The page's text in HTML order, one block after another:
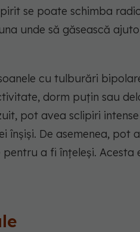
se poate schimba
unde să găsească
cu tulburări
dorm puțin sau
pot avea sclipiri
înșiși. De asemenea, pot
a fi înțeleși. Acesta